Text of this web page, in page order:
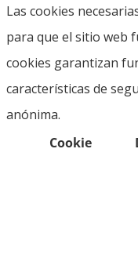
Las cookies
para que el sitio web
cookies garantizan
características de
anónima.
Cookie